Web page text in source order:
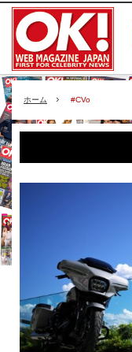
ホーム #CVo